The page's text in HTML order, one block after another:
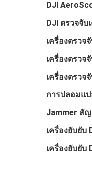
DJI ตรวจจับ
เครื่องตรวจ
เครื่องตรวจ
การปลอมแป
Jammer สั
เครื่องยับยับ
เครื่องยับยับ